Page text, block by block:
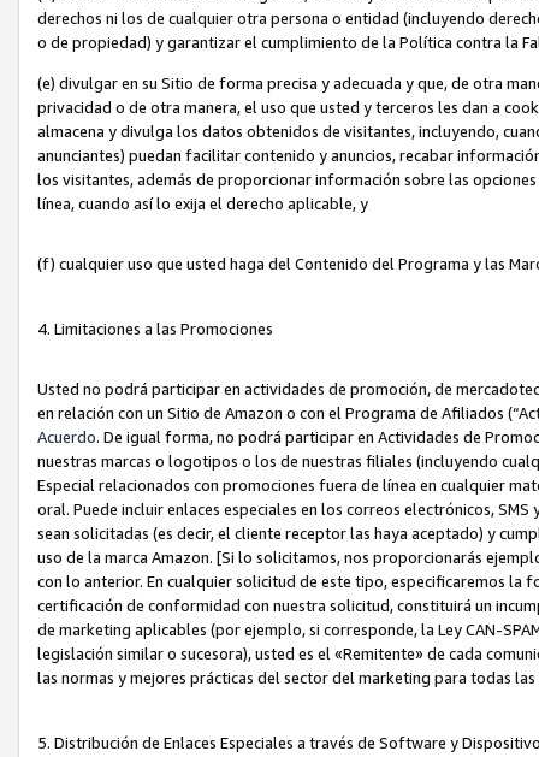
derechos ni los de cualquier otra persona o entidad (incluyendo
o de propiedad) y garantizar el cumplimiento de la Política contra la
(e) divulgar en su Sitio de forma precisa y adecuada y que, de otra
privacidad o de otra manera, el uso que usted y terceros les dan a
almacena y divulga los datos obtenidos de visitantes, incluyendo,
anunciantes) puedan facilitar contenido y anuncios, recabar
los visitantes, además de proporcionar información sobre las
línea, cuando así lo exija el derecho aplicable, y
(f) cualquier uso que usted haga del Contenido del Programa y las
4. Limitaciones a las Promociones
Usted no podrá participar en actividades de promoción, de
en relación con un Sitio de Amazon o con el Programa de Afiliados
Acuerdo. De igual forma, no podrá participar en Actividades de
nuestras marcas o logotipos o los de nuestras filiales (incluyendo
Especial relacionados con promociones fuera de línea en cualquier
oral. Puede incluir enlaces especiales en los correos electrónicos,
sean solicitadas (es decir, el cliente receptor las haya aceptado) y
uso de la marca Amazon. [Si lo solicitamos, nos proporcionarás
con lo anterior. En cualquier solicitud de este tipo, especificaremos
certificación de conformidad con nuestra solicitud, constituirá un
de marketing aplicables (por ejemplo, si corresponde, la Ley CAN-
legislación similar o sucesora), usted es el «Remitente» de cada
las normas y mejores prácticas del sector del marketing para todas
5. Distribución de Enlaces Especiales a través de Software y